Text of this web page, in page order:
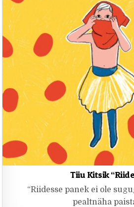
Tiiu Kitsik
“Riidesse panek ei ole
pealtnäha